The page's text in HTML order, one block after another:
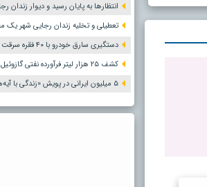
انتظارها به پایان رسید و دیوار
تعطیلی و تخلیه زندان رجایی شهر یک
دستگیری سارق خودرو با ۴۰ فقره سرقت در کرج
کشف ۲۵ هزار لیتر فرآورده نفتی گازوئیل غیر مجاز در اشتهارد
۵ میلیون ایرانی در پویش «زندگی با آیه‌ها» شرکت کردند